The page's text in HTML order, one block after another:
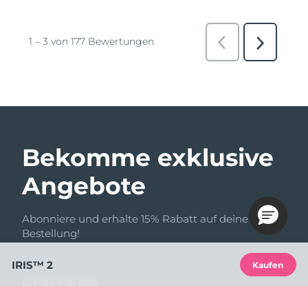
Bekomme exklusive
Angebote
Abonniere und erhalte 15% Rabatt auf deine erste
Bestellung!
IRIS™ 2 Kaufen